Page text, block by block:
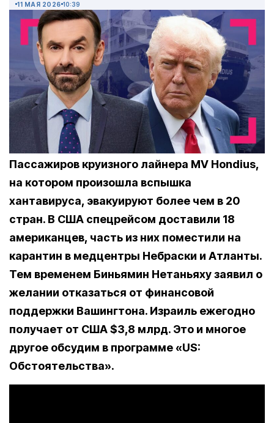
11 МАЯ 2026 10:39
Пассажиров круизного лайнера MV Hondius,
на котором произошла вспышка
хантавируса, эвакуируют более чем в 20
стран. В США спецрейсом доставили 18
американцев, часть из них поместили на
карантин в медцентры Небраски и Атланты.
Тем временем Биньямин Нетаньяху заявил о
желании отказаться от финансовой
поддержки Вашингтона. Израиль ежегодно
получает от США $3,8 млрд. Это и многое
другое обсудим в программе «US:
Обстоятельства».